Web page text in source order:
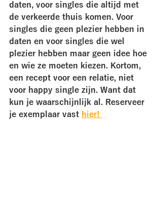
daten, voor singles die altijd met
de verkeerde thuis komen. Voor
singles die geen plezier hebben in
daten en voor singles die wel
plezier hebben maar geen idee hoe
en wie ze moeten kiezen. Kortom,
een recept voor een relatie, niet
voor happy single zijn. Want dat
kun je waarschijnlijk al. Reserveer
je exemplaar vast hier!